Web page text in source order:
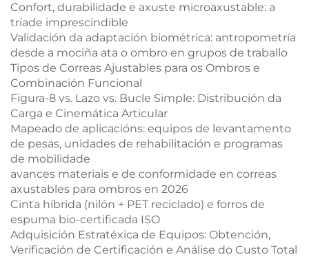
Confort, durabilidade e axuste microaxustable: a
tríade imprescindible
Validación da adaptación biométrica: antropometría
desde a mociña ata o ombro en grupos de traballo
Tipos de Correas Ajustables para os Ombros e
Combinación Funcional
Figura-8 vs. Lazo vs. Bucle Simple: Distribución da
Carga e Cinemática Articular
Mapeado de aplicacións: equipos de levantamento
de pesas, unidades de rehabilitación e programas
de mobilidade
avances materiais e de conformidade en correas
axustables para ombros en 2026
Cinta híbrida (nilón + PET reciclado) e forros de
espuma bio-certificada ISO
Adquisición Estratéxica de Equipos: Obtención,
Verificación de Certificación e Análise do Custo Total